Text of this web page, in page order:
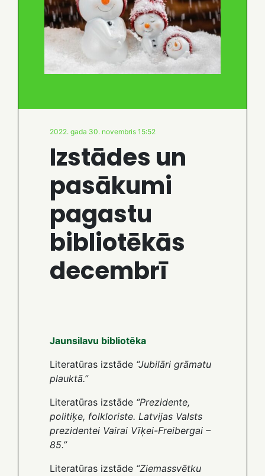
2022. gada 30. novembris 15:52
Izstādes un
pasākumi
pagastu
bibliotēkās
decembrī
Jaunsilavu bibliotēka
Literatūras izstāde “Jubilāri grāmatu
plauktā.”
Literatūras izstāde “Prezidente,
politiķe, folkloriste. Latvijas Valsts
prezidentei Vairai Vīķei-Freibergai –
85.”
Literatūras izstāde “Ziemassvētku